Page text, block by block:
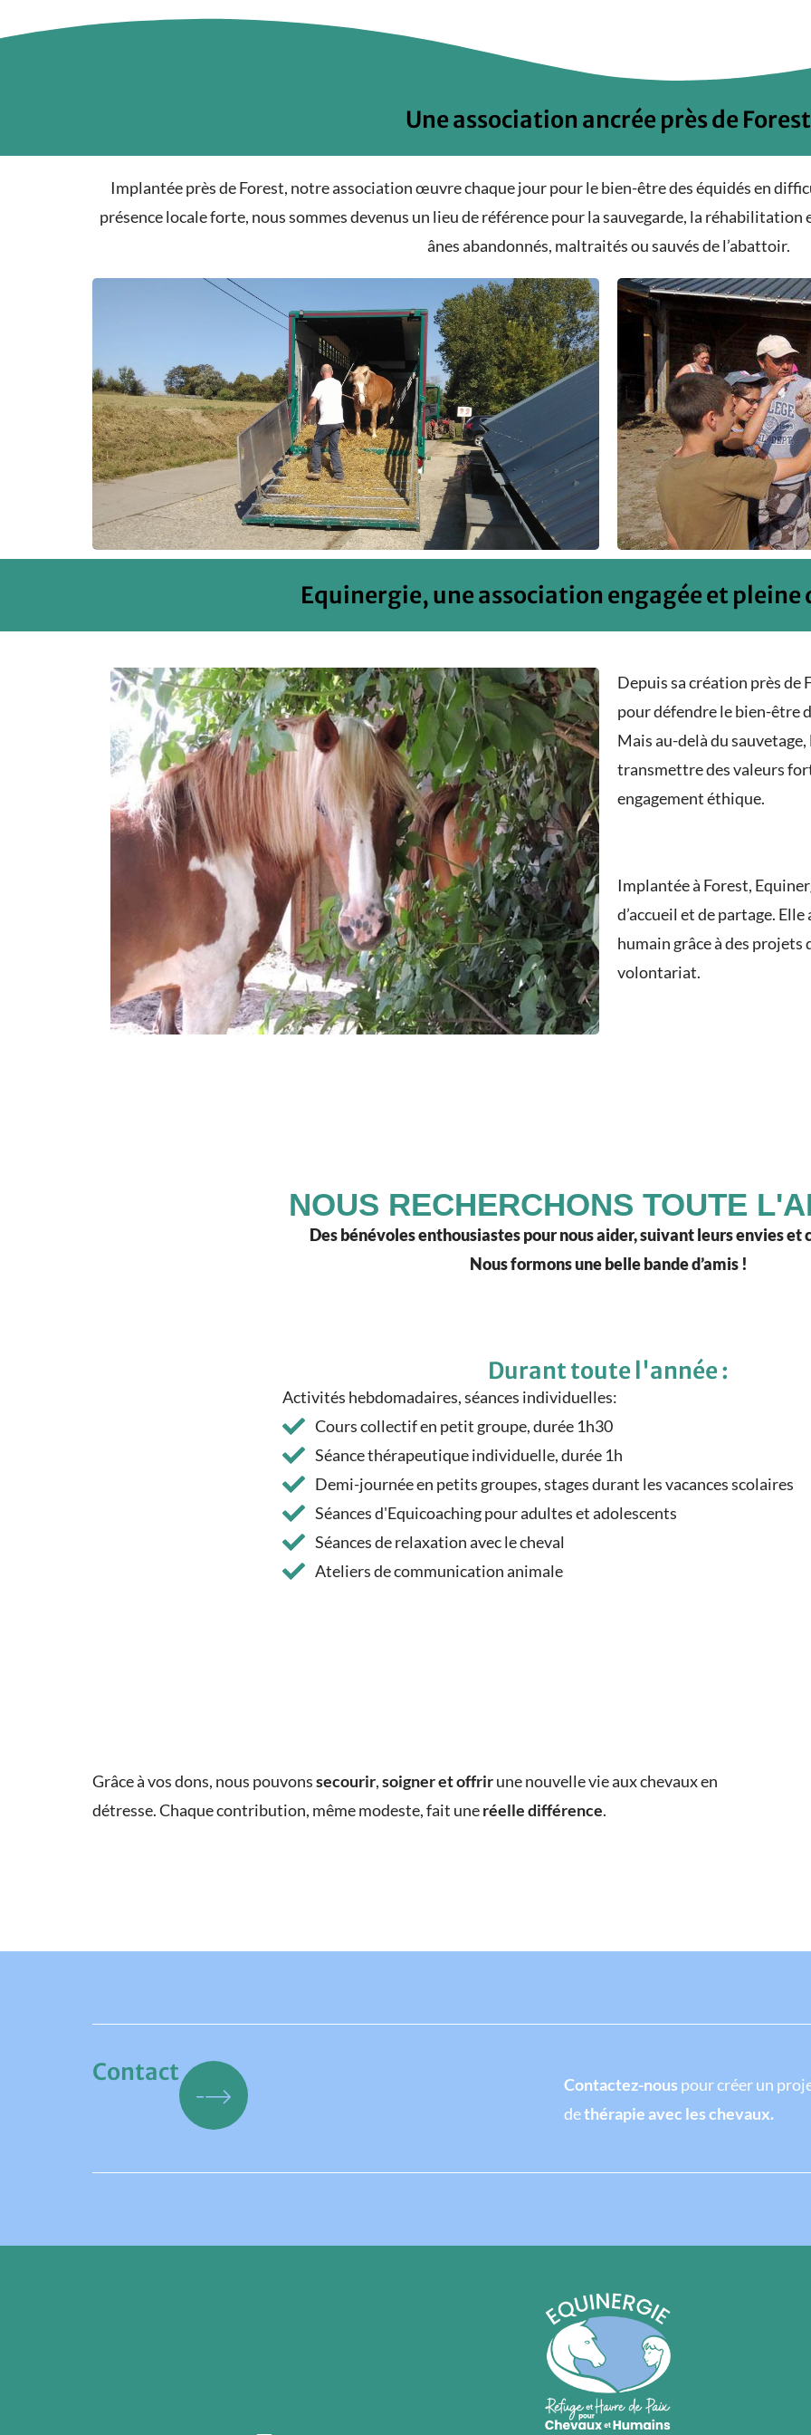
Une association ancrée près de Forest
Implantée près de Forest, notre association œuvre chaque jour pour le bien-être des équidés en
présence locale forte, nous sommes devenus un lieu de référence pour la sauvegarde, la réhabilitation
ânes abandonnés, maltraités ou sauvés de l’abattoir.
Equinergie, une association engagée et pleine
Depuis sa création près de
pour défendre le bien-être
Mais au-delà du
transmettre des valeurs
engagement éthique.
Implantée à Forest,
d’accueil et de partage.
humain grâce à des
volontariat.
NOUS RECHERCHONS TOUTE
Des bénévoles enthousiastes pour nous aider, suivant leurs envies et
Nous formons une belle bande d’amis !
Durant toute l'année :
Activités hebdomadaires, séances individuelles:
Cours collectif en petit groupe, durée 1h30
Séance thérapeutique individuelle, durée 1h
Demi-journée en petits groupes, stages durant les vacances scolaires
Séances d'Equicoaching pour adultes et adolescents
Séances de relaxation avec le cheval
Ateliers de communication animale
Grâce à vos dons, nous pouvonssecourir,soigner et offrirune nouvelle vie aux chevaux en
détresse. Chaque contribution, même modeste, fait uneréelle différence.
Contact Contactez-nous pour créer un
dethérapie avec les chevaux.